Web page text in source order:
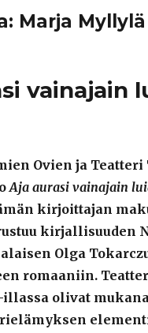
Marja Myllylä
vainajain
Ovien ja Teatteri
Aja aurasi vainajain
kirjoittajan
kirjallisuuden
Olga
romaaniin.
illassa olivat